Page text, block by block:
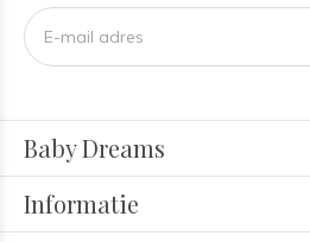
Baby Dreams
Informatie